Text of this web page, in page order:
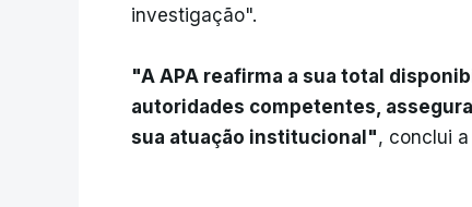
investigação".
"A APA reafirma a sua total
autoridades competentes,
sua atuação institucional", conclui